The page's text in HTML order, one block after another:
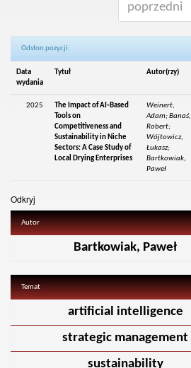
poprzedni
Odsłon pozycji:
Data
wydania
Tytuł Autor(rzy)
2025
The Impact of AI‑Based
Tools on
Competitiveness and
Sustainability in Niche
Sectors: A Case Study of
Local Drying Enterprises
Weinert,
Adam; Banaś,
Robert;
Wójtowicz,
Łukasz;
Bartkowiak,
Paweł
Odkryj
Autor
Bartkowiak, Paweł
Temat
artificial intelligence
strategic management
sustainability